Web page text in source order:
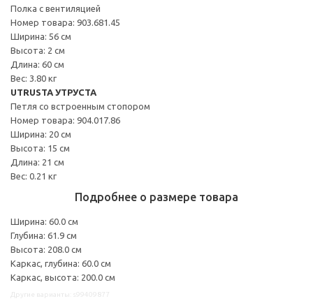
Полка с вентиляцией
Номер товара: 903.681.45
Ширина: 56 см
Высота: 2 см
Длина: 60 см
Вес: 3.80 кг
UTRUSTA УТРУСТА
Петля со встроенным стопором
Номер товара: 904.017.86
Ширина: 20 см
Высота: 15 см
Длина: 21 см
Вес: 0.21 кг
Подробнее о размере товара
Ширина: 60.0 см
Глубина: 61.9 см
Высота: 208.0 см
Каркас, глубина: 60.0 см
Каркас, высота: 200.0 см